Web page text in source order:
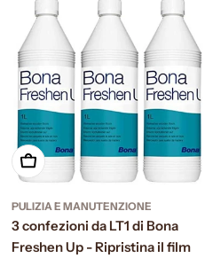
Aggiungi al carrello
PULIZIA E MANUTENZIONE
3 confezioni da LT1 di Bona
Freshen Up - Ripristina il film